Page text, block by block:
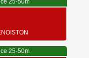
25-50m
25-50m